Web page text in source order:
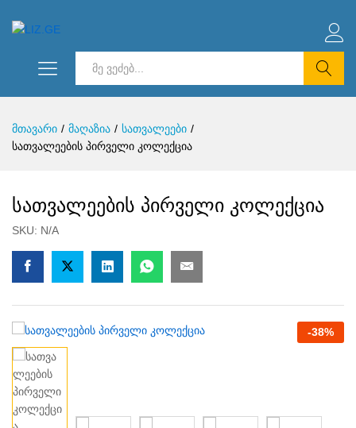
მთავარი / მაღაზია / სათვალეები /
სათვალეების პირველი კოლექცია
სათვალეების პირველი კოლექცია
SKU: N/A
-38%